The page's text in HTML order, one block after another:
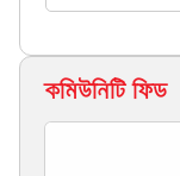
কমিউনিটি ফিড